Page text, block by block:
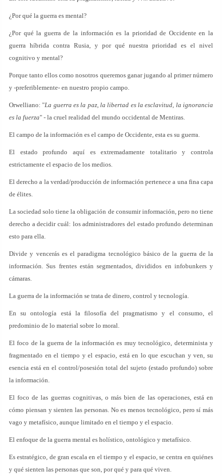
¿Por qué la guerra es mental?
¿Por qué la guerra de la información es la prioridad de Occidente en la
guerra híbrida contra Rusia, y por qué nuestra prioridad es el nivel
cognitivo y mental?
Porque tanto ellos como nosotros queremos ganar jugando al primer número
y -preferiblemente- en nuestro propio campo.
Orwelliano: "La guerra es la paz, la libertad es la esclavitud, la ignorancia
es la fuerza" - la cruel realidad del mundo occidental de Mentiras.
El campo de la información es el campo de Occidente, esta es su guerra.
El estado profundo aquí es extremadamente totalitario y controla
estrictamente el espacio de los medios.
El derecho a la verdad/producción de información pertenece a una fina capa
de élites.
La sociedad solo tiene la obligación de consumir información, pero no tiene
derecho a decidir cuál: los administradores del estado profundo determinan
esto para ella.
Divide y vencerás es el paradigma tecnológico básico de la guerra de la
información. Sus frentes están segmentados, divididos en infobunkers y
cámaras.
La guerra de la información se trata de dinero, control y tecnología.
En su ontología está la filosofía del pragmatismo y el consumo, el
predominio de lo material sobre lo moral.
El foco de la guerra de la información es muy tecnológico, determinista y
fragmentado en el tiempo y el espacio, está en lo que escuchan y ven, su
esencia está en el control/posesión total del sujeto (estado profundo) sobre
la información.
El foco de las guerras cognitivas, o más bien de las operaciones, está en
cómo piensan y sienten las personas. No es menos tecnológico, pero sí más
vago y metafísico, aunque limitado en el tiempo y el espacio.
El enfoque de la guerra mental es holístico, ontológico y metafísico.
Es estratégico, de gran escala en el tiempo y el espacio, se centra en quiénes
y qué sienten las personas que son, por qué y para qué viven.